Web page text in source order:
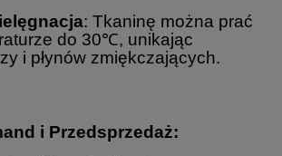
: Tkaninę można prać
do 30℃, unikając
i płynów zmiękczających.
i Przedsprzedaż: